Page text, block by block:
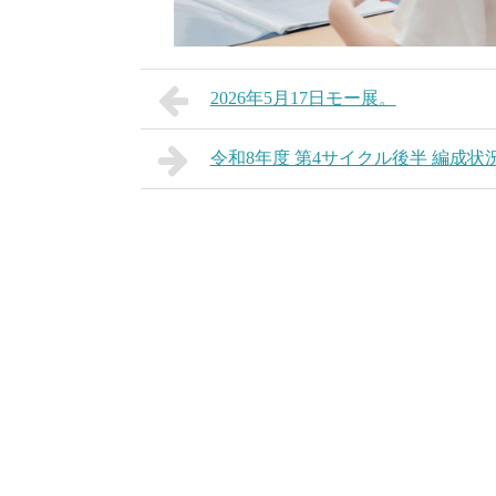
2026年5月17日モー展。
令和8年度 第4サイクル後半 編成状